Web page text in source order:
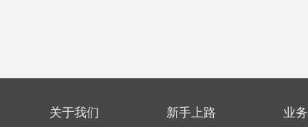
关于我们 新手上路 业